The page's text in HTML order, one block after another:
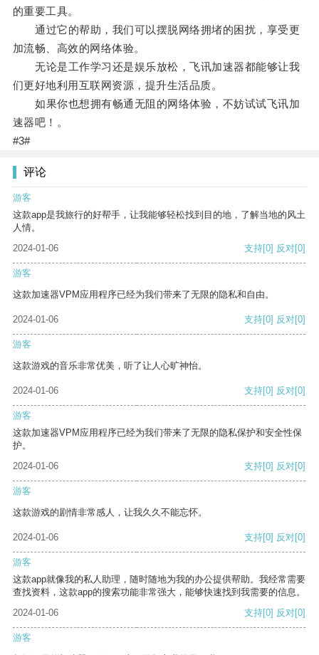
的重要工具。
通过它的帮助，我们可以摆脱网络拥堵的困扰，享受更
加流畅、高效的网络体验。
无论是工作学习还是娱乐放松，飞讯加速器都能够让我
们更好地利用互联网资源，提升生活品质。
如果你也想拥有畅通无阻的网络体验，不妨试试飞讯加
速器吧！。
#3#
评论
游客
这款app是我旅行的好帮手，让我能够轻松找到目的地，了解当地的风土
人情。
2024-01-06
支持[0] 反对[0]
游客
这款加速器VPM应用程序已经为我们带来了无限的隐私和自由。
2024-01-06 支持[0] 反对[0]
游客
这款游戏的音乐非常优美，听了让人心旷神怡。
2024-01-06 支持[0] 反对[0]
游客
这款加速器VPM应用程序已经为我们带来了无限的隐私保护和安全性保
护。
2024-01-06
支持[0] 反对[0]
游客
这款游戏的剧情非常感人，让我久久不能忘怀。
2024-01-06 支持[0] 反对[0]
游客
这款app就像我的私人助理，随时随地为我的办公提供帮助。我经常需要
查找资料，这款app的搜索功能非常强大，能够快速找到我需要的信息。
2024-01-06
支持[0] 反对[0]
游客